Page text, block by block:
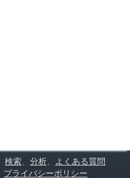
検索、 分析、 よくある質問
プライバシーポリシー